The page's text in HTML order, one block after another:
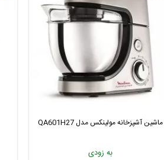
ماشین آشپزخانه مولینکس مدل QA601H27
به زودی